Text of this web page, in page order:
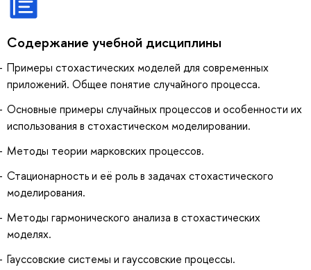
Содержание учебной дисциплины
Примеры стохастических моделей для современных
приложений. Общее понятие случайного процесса.
Основные примеры случайных процессов и особенности их
использования в стохастическом моделировании.
Методы теории марковских процессов.
Стационарность и её роль в задачах стохастического
моделирования.
Методы гармонического анализа в стохастических
моделях.
Гауссовские системы и гауссовские процессы.